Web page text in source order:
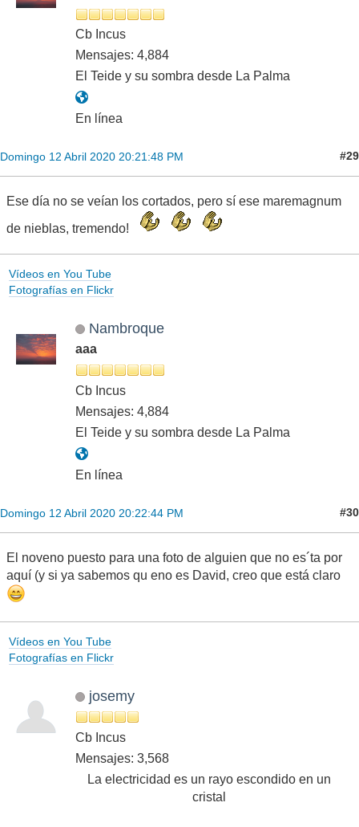
Cb Incus
Mensajes: 4,884
El Teide y su sombra desde La Palma
En línea
Domingo 12 Abril 2020 20:21:48 PM #29
Ese día no se veían los cortados, pero sí ese maremagnum
de nieblas, tremendo!
Vídeos en You Tube
Fotografías en Flickr
Nambroque
aaa
Cb Incus
Mensajes: 4,884
El Teide y su sombra desde La Palma
En línea
Domingo 12 Abril 2020 20:22:44 PM #30
El noveno puesto para una foto de alguien que no es´ta por
aquí (y si ya sabemos qu eno es David, creo que está claro
Vídeos en You Tube
Fotografías en Flickr
josemy
Cb Incus
Mensajes: 3,568
La electricidad es un rayo escondido en un
cristal